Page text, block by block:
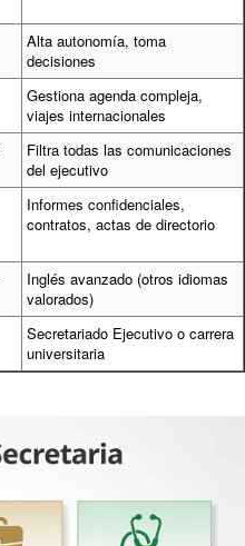
Alta autonomía, toma
decisiones
Gestiona agenda compleja,
viajes internacionales
Filtra todas las comunicaciones
del ejecutivo
Informes confidenciales,
contratos, actas de directorio
Inglés avanzado (otros idiomas
valorados)
Secretariado Ejecutivo o carrera
universitaria